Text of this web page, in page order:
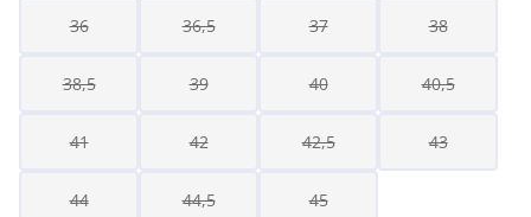
36 36,5 37 38
38,5 39 40 40,5
41 42 42,5 43
44 44,5 45